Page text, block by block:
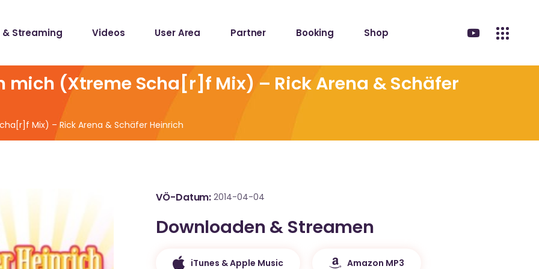
& Streaming Videos User Area Partner Booking Shop
mich (Xtreme Scha[r]f Mix) – Rick Arena & Schäfer
Mix) – Rick Arena & Schäfer Heinrich
VÖ-Datum 2014-04-04
Downloaden & Streamen
iTunes & Apple Music Amazon MP3